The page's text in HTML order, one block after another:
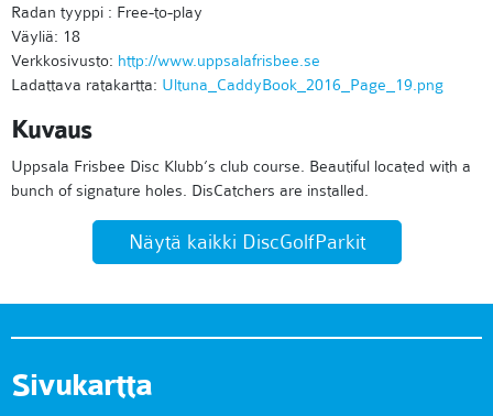
Radan tyyppi : Free-to-play
Väyliä: 18
Verkkosivusto: http://www.uppsalafrisbee.se
Ladattava ratakartta: Ultuna_CaddyBook_2016_Page_19.png
Kuvaus
Uppsala Frisbee Disc Klubb’s club course. Beautiful located with a
bunch of signature holes. DisCatchers are installed.
Näytä kaikki DiscGolfParkit
Sivukartta